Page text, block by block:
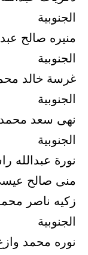
الجنوبية
منيره صالح
الجنوبية
غرسة خالد
الجنوبية
نهى سعد محمد
الجنوبية
نورة عبدالله
منى صالح
زكيه ناصر
الجنوبية
نوره محمد